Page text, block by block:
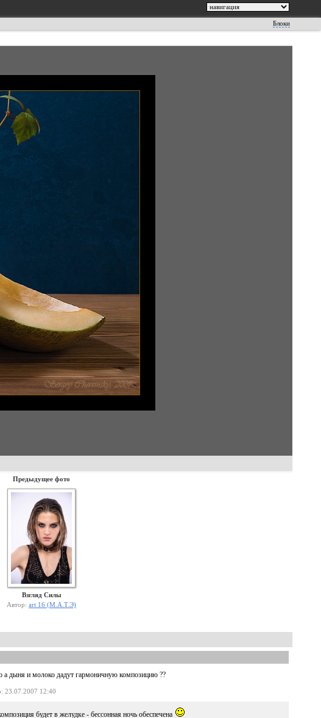
Блоки
Предыдущее фото
Взгляд Силы
Автор: art 16 (М.А.Т.Э)
а дыня и молоко дадут гармоничную композицию ??
: 23.07.2007 12:40
будет в желудке - бессонная ночь обеспечена